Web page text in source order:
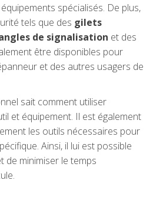
spécialisés. De plus,
tels que des gilets
de signalisation et des
être disponibles pour
et des autres usagers de
sait comment utiliser
et équipement. Il est également
les outils nécessaires pour
Ainsi, il lui est possible
de minimiser le temps